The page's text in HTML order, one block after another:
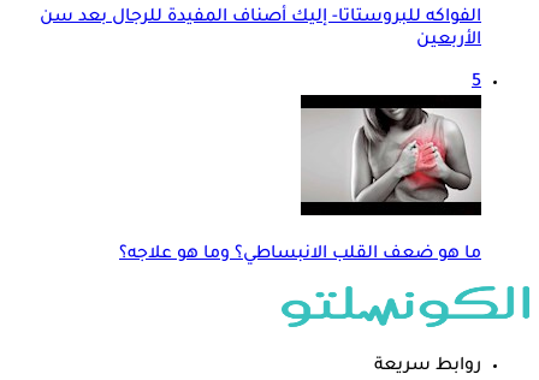
الفواكه للبروستاتا- إليك أصناف المفيدة للرجال بعد سن
الأربعين
5
ما هو ضعف القلب الانبساطي؟ وما هو علاجه؟
روابط سريعة